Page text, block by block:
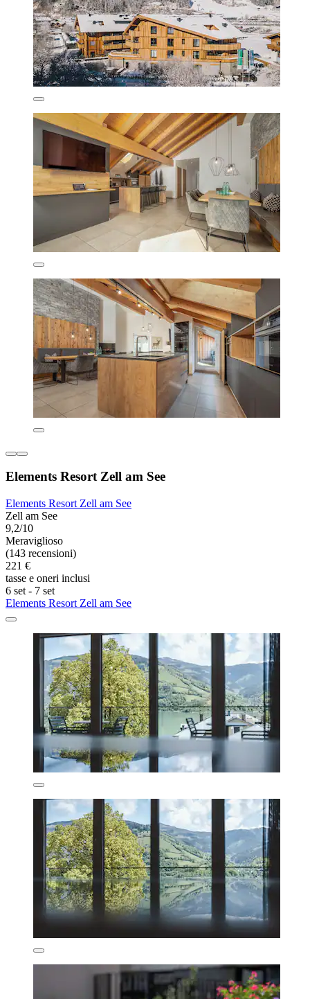
Elements Resort Zell am See
Elements Resort Zell am See
Zell am See
9,2/10
Meraviglioso
(143 recensioni)
221 €
tasse e oneri inclusi
6 set - 7 set
Elements Resort Zell am See